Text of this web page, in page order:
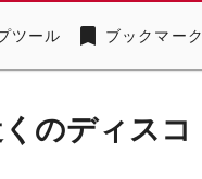
ツール bookmark ブックマーク
のディスコ